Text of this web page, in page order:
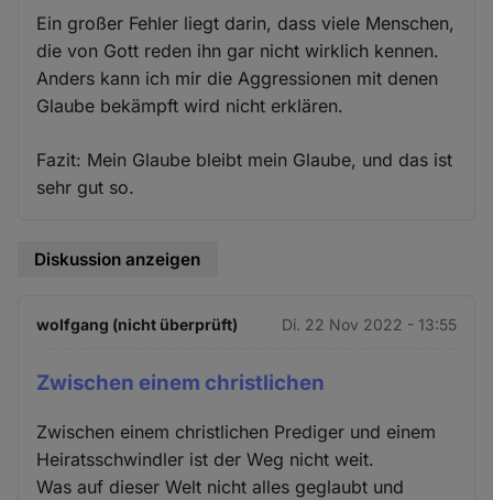
Ein großer Fehler liegt darin, dass viele Menschen,
die von Gott reden ihn gar nicht wirklich kennen.
Anders kann ich mir die Aggressionen mit denen
Glaube bekämpft wird nicht erklären.
Fazit: Mein Glaube bleibt mein Glaube, und das ist
sehr gut so.
Diskussion anzeigen
wolfgang (nicht überprüft) Di. 22 Nov 2022 - 13:55
Zwischen einem christlichen
Zwischen einem christlichen Prediger und einem
Heiratsschwindler ist der Weg nicht weit.
Was auf dieser Welt nicht alles geglaubt und